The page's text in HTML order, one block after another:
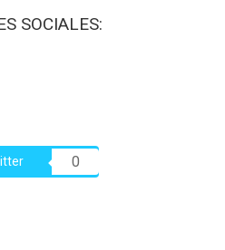
SOCIALES:
0